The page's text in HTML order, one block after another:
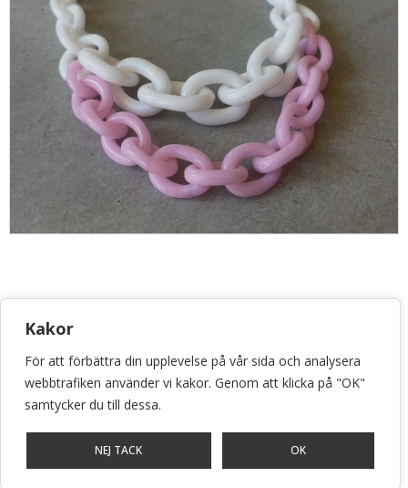
Kakor
För att förbättra din upplevelse på vår sida och analysera
webbtrafiken använder vi kakor. Genom att klicka på "OK"
samtycker du till dessa.
NEJ TACK OK
KONSTHANTVERKSCENTRUM
Bellmansgatan 5 • 118 20 Stockholm
info@konsthantverkscentrum.se
072-071 46 60